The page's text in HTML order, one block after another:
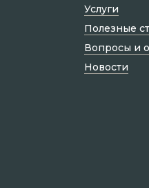
Услуги
Полезные
Вопросы и
Новости